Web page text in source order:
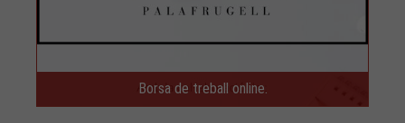
Borsa de treball online.